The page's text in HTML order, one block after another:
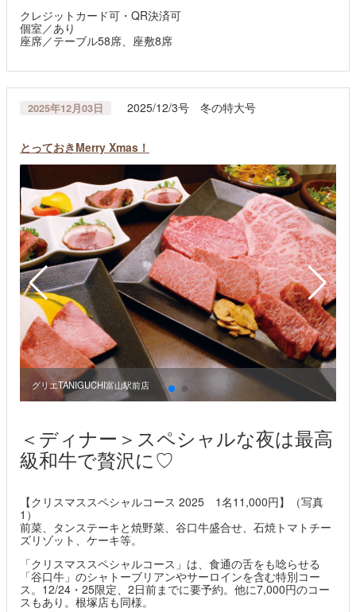
クレジットカード可・QR決済可
個室／あり
座席／テーブル58席、座敷8席
2025年12月03日 2025/12/3号 冬の特大号
とっておきMerry Xmas！
グリエTANIGUCHI富山駅前店
＜ディナー＞スペシャルな夜は最高
級和牛で贅沢に♡
【クリスマススペシャルコース 2025 1名11,000円】（写真
1）
前菜、タンステーキと焼野菜、谷口牛盛合せ、石焼トマトチー
ズリゾット、ケーキ等。
「クリスマススペシャルコース」は、食通の舌をも唸らせる
「谷口牛」のシャトーブリアンやサーロインを含む特別コー
ス。12/24・25限定、2日前までに要予約。他に7,000円のコー
スもあり。根塚店も同様。